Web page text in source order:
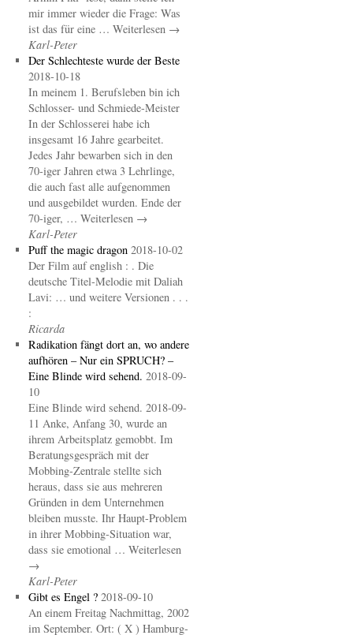
mir immer wieder die Frage: Was
ist das für eine … Weiterlesen →
Karl-Peter
Der Schlechteste wurde der Beste
2018-10-18
In meinem 1. Berufsleben bin ich
Schlosser- und Schmiede-Meister
In der Schlosserei habe ich
insgesamt 16 Jahre gearbeitet.
Jedes Jahr bewarben sich in den
70-iger Jahren etwa 3 Lehrlinge,
die auch fast alle aufgenommen
und ausgebildet wurden. Ende der
70-iger, … Weiterlesen →
Karl-Peter
Puff the magic dragon 2018-10-02
Der Film auf english : . Die
deutsche Titel-Melodie mit Daliah
Lavi: … und weitere Versionen . . .
:
Ricarda
Radikation fängt dort an, wo andere
aufhören – Nur ein SPRUCH? –
Eine Blinde wird sehend. 2018-09-
10
Eine Blinde wird sehend. 2018-09-
11 Anke, Anfang 30, wurde an
ihrem Arbeitsplatz gemobbt. Im
Beratungsgespräch mit der
Mobbing-Zentrale stellte sich
heraus, dass sie aus mehreren
Gründen in dem Unternehmen
bleiben musste. Ihr Haupt-Problem
in ihrer Mobbing-Situation war,
dass sie emotional … Weiterlesen
→
Karl-Peter
Gibt es Engel ? 2018-09-10
An einem Freitag Nachmittag, 2002
im September. Ort: ( X ) Hamburg-